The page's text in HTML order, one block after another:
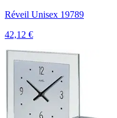
Réveil Unisex 19789
42,12 €